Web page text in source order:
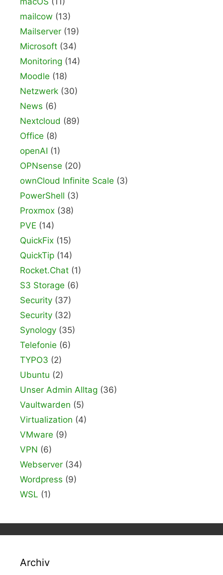
mailcow (13)
Mailserver (19)
Microsoft (34)
Monitoring (14)
Moodle (18)
Netzwerk (30)
News (6)
Nextcloud (89)
Office (8)
openAI (1)
OPNsense (20)
ownCloud Infinite Scale (3)
PowerShell (3)
Proxmox (38)
PVE (14)
QuickFix (15)
QuickTip (14)
Rocket.Chat (1)
S3 Storage (6)
Security (37)
Security (32)
Synology (35)
Telefonie (6)
TYPO3 (2)
Ubuntu (2)
Unser Admin Alltag (36)
Vaultwarden (5)
Virtualization (4)
VMware (9)
VPN (6)
Webserver (34)
Wordpress (9)
WSL (1)
Archiv